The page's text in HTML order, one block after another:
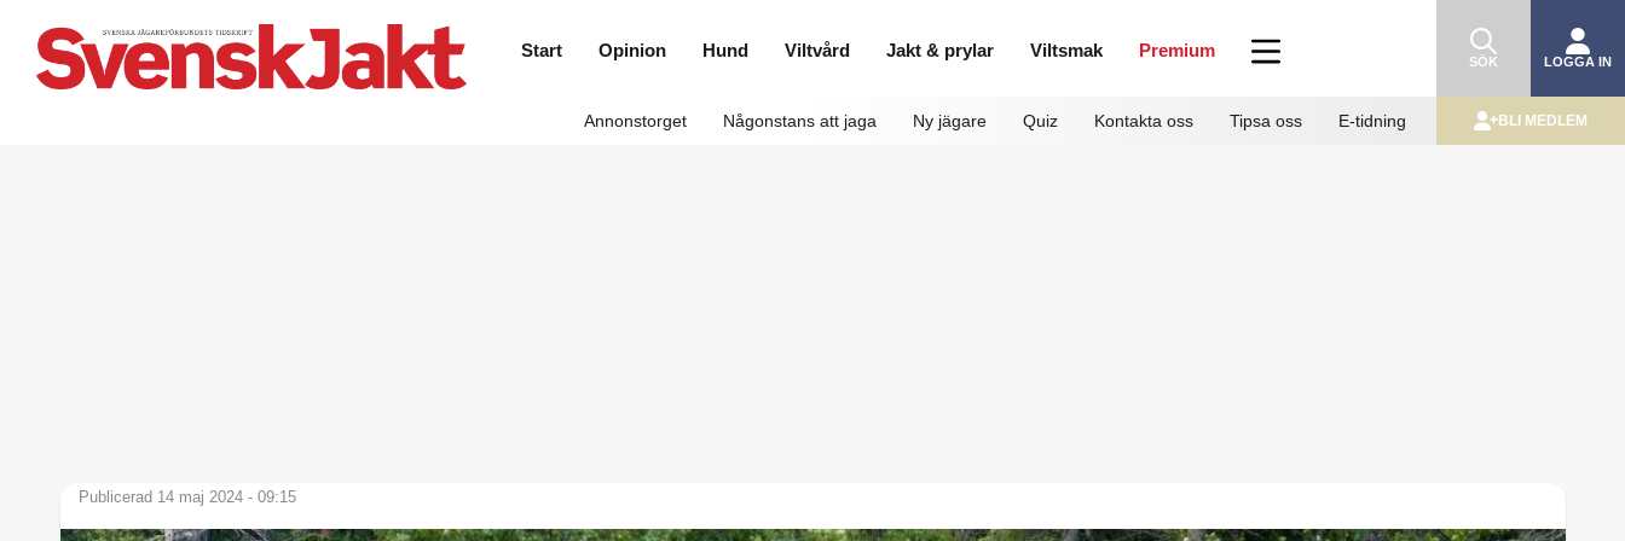
Start
Annonstorget Någonstans att jaga Ny jägare Quiz Kontakta oss Tipsa oss E-tidning
Opinion Hund Viltvård Jakt & prylar Viltsmak Premium
SÖK LOGGA IN
BLI MEDLEM
Publicerad 14 maj 2024 - 09:15